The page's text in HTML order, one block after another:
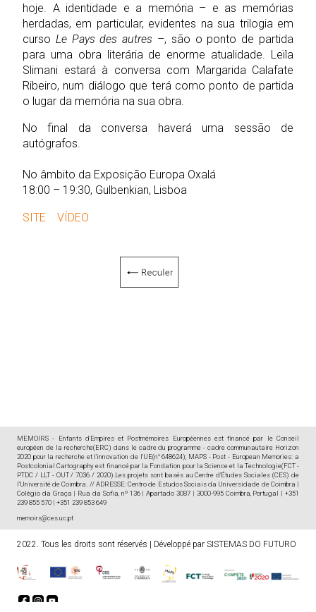
hoje. A identidade e a memória – e as memórias
herdadas, em particular, evidentes na sua trilogia em
curso Le Pays des autres –, são o ponto de partida
para uma obra literária de enorme atualidade. Leïla
Slimani estará à conversa com Margarida Calafate
Ribeiro, num diálogo que terá como ponto de partida
o lugar da memória na sua obra.
No final da conversa haverá uma sessão de
autógrafos.
No âmbito da Exposição Europa Oxalá
18:00 – 19:30, Gulbenkian, Lisboa
SITE VÍDEO
MEMOIRS - Enfants d'Empires et Postmémoires Européennes est financé par le Conseil
européen de la recherche(ERC) dans le cadre du programme - cadre communautaire Horizon
2020 pour la recherche et l'innovation de l'UE(n° 648624); MAPS - Post - European Memories: a
Postcolonial Cartography est financé par la Fondation pour la Science et la Technologie(FCT -
PTDC / LLT - OUT / 7036 / 2020).Les projets sont basés au Centre d'Études Sociales (CES) de
l'Université de Coimbra. // ADRESSE: Centro de Estudos Sociais da Universidade de Coimbra |
Colégio da Graça | Rua da Sofia, nº 136 | Apartado 3087 | 3000-995 Coimbra, Portugal | +351
239 855 570 | +351 239 853 649
memoirs@ces.uc.pt
2022. Tous les droits sont réservés | Développé par SISTEMAS DO FUTURO